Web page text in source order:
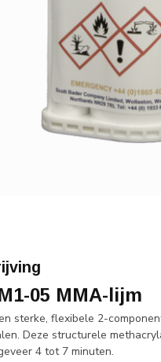
05 MMA-lijm
sterke, flexibele 2-
Deze structurele
4 tot 7 minuten.